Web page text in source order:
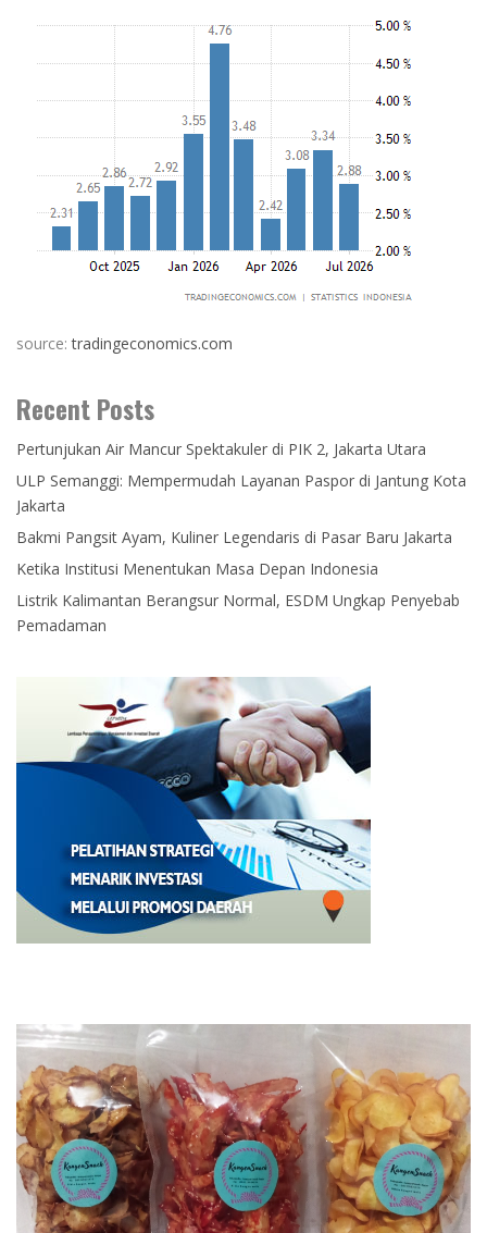
source:tradingeconomics.com
Recent Posts
Pertunjukan Air Mancur Spektakuler di PIK 2, Jakarta Utara
ULP Semanggi: Mempermudah Layanan Paspor di Jantung Kota
Jakarta
Bakmi Pangsit Ayam, Kuliner Legendaris di Pasar Baru Jakarta
Ketika Institusi Menentukan Masa Depan Indonesia
Listrik Kalimantan Berangsur Normal, ESDM Ungkap Penyebab
Pemadaman